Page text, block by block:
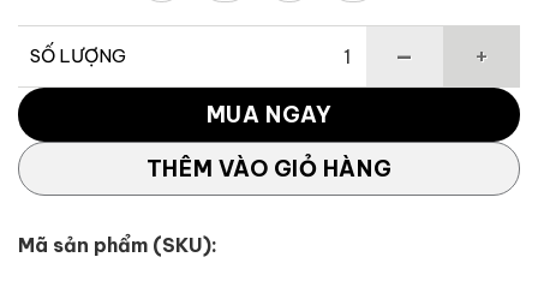
SỐ LƯỢNG
Áo Thun Nữ Thể Thao Cổ Ribbon Cách Điệu TAYLORMADE
THÊM VÀO GIỎ HÀNG
MUA NGAY
Mã sản phẩm (SKU):